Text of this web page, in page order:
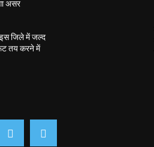
असर
जिले में जल्द
तय करने में